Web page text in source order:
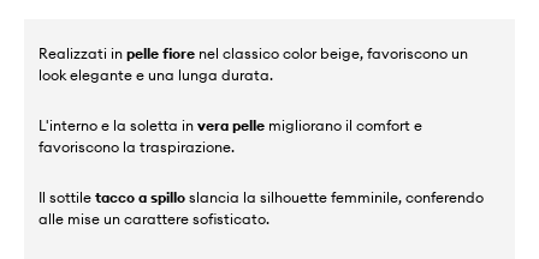
Realizzati in pelle fiore nel classico color beige, favoriscono un
look elegante e una lunga durata.
L'interno e la soletta in vera pelle migliorano il comfort e
favoriscono la traspirazione.
Il sottile tacco a spillo slancia la silhouette femminile, conferendo
alle mise un carattere sofisticato.